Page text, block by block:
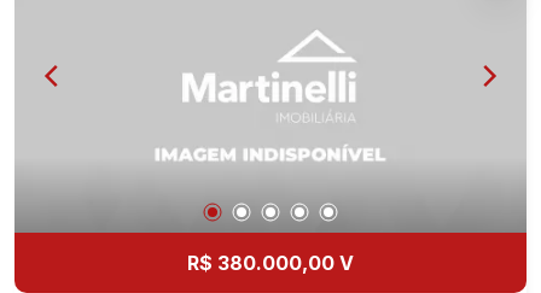
R$ 380.000,00 V